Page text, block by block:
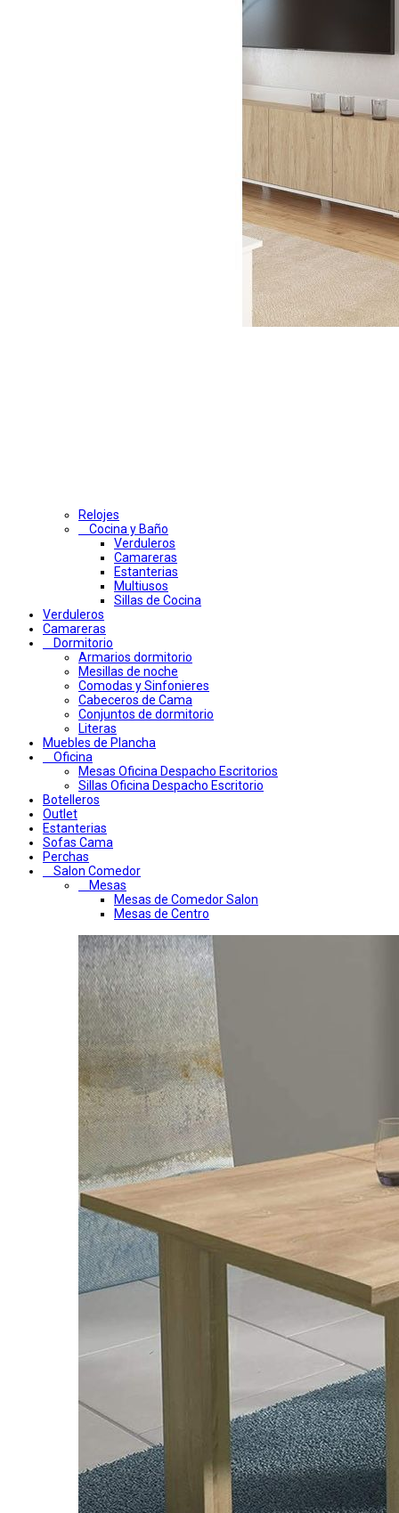
Relojes
Cocina y Baño
Verduleros
Camareras
Estanterias
Multiusos
Sillas de Cocina
Verduleros
Camareras
Dormitorio
Armarios dormitorio
Mesillas de noche
Comodas y Sinfonieres
Cabeceros de Cama
Conjuntos de dormitorio
Literas
Muebles de Plancha
Oficina
Mesas Oficina Despacho Escritorios
Sillas Oficina Despacho Escritorio
Botelleros
Outlet
Estanterias
Sofas Cama
Perchas
Salon Comedor
Mesas
Mesas de Comedor Salon
Mesas de Centro